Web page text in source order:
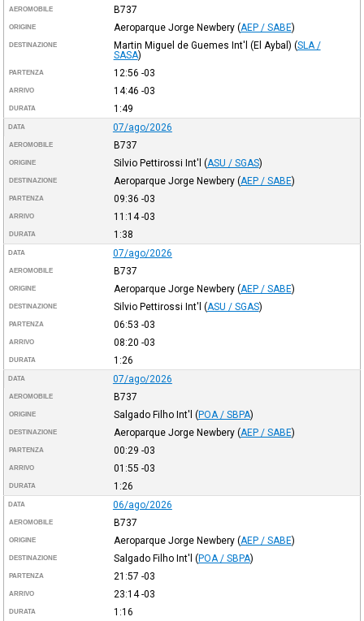
AEROMOBILE B737
ORIGINE Aeroparque Jorge Newbery (AEP / SABE)
DESTINAZIONE Martin Miguel de Guemes Int'l (El Aybal) (SLA /
SASA)
PARTENZA 12:56 -03
ARRIVO 14:46 -03
DURATA 1:49
DATA 07/ago/2026
AEROMOBILE B737
ORIGINE Silvio Pettirossi Int'l (ASU / SGAS)
DESTINAZIONE Aeroparque Jorge Newbery (AEP / SABE)
PARTENZA 09:36 -03
ARRIVO 11:14-03
DURATA 1:38
DATA 07/ago/2026
AEROMOBILE B737
ORIGINE Aeroparque Jorge Newbery (AEP / SABE)
DESTINAZIONE Silvio Pettirossi Int'l (ASU / SGAS)
PARTENZA 06:53 -03
ARRIVO 08:20 -03
DURATA 1:26
DATA 07/ago/2026
AEROMOBILE B737
ORIGINE Salgado Filho Int'l (POA / SBPA)
DESTINAZIONE Aeroparque Jorge Newbery (AEP / SABE)
PARTENZA 00:29 -03
ARRIVO 01:55 -03
DURATA 1:26
DATA 06/ago/2026
AEROMOBILE B737
ORIGINE Aeroparque Jorge Newbery (AEP / SABE)
DESTINAZIONE Salgado Filho Int'l (POA / SBPA)
PARTENZA 21:57 -03
ARRIVO 23:14-03
DURATA 1:16